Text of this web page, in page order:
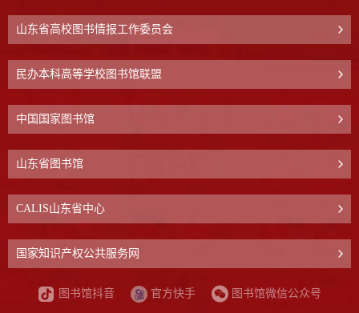
山东省高校图书情报工作委员会
民办本科高等学校图书馆联盟
中国国家图书馆
山东省图书馆
CALIS山东省中心
国家知识产权公共服务网
图书馆抖音 官方快手 图书馆微信公众号